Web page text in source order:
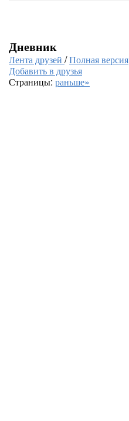
Дневник
Лента друзей /Полная версия
Добавить в друзья
Страницы: раньше»